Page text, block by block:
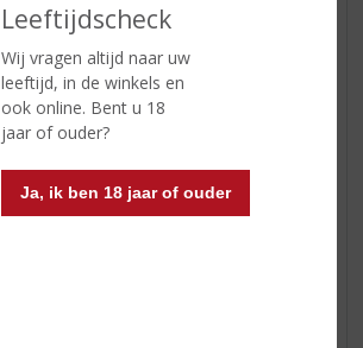
Leeftijdscheck
Wij vragen altijd naar uw
leeftijd, in de winkels en
ook online. Bent u 18
jaar of ouder?
Ja, ik ben 18 jaar of ouder
een intense robijnrode wijn met
een licht granaatrode tint
fruitig, kruidig en delicaat
een soepele, stevige wijn met
voldoende structuur
een lange afdronk